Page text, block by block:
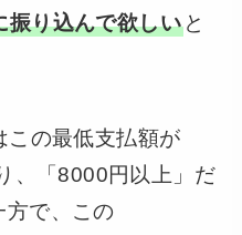
振り込んで欲しい と
この最低支払額が
、「8000円以上」だ
方で、この